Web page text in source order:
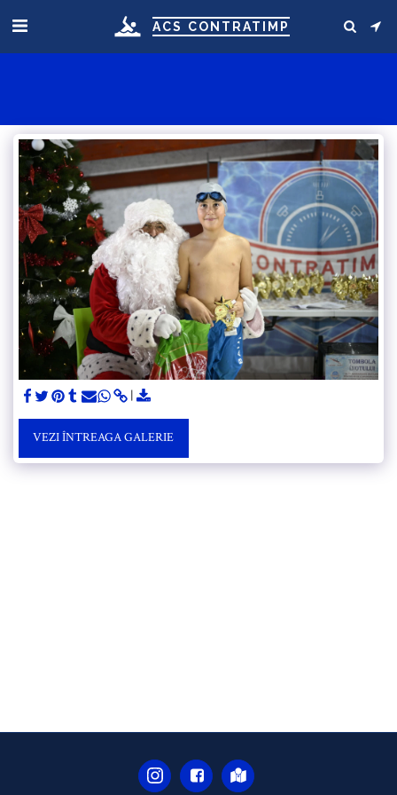
ACS CONTRATIMP
VEZI ÎNTREAGA GALERIE